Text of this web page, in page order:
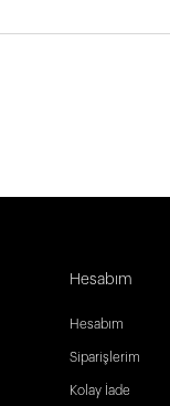
Hesabım
Hesabım
Siparişlerim
Kolay İade